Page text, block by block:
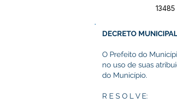
13485
DECRETO
O Prefeito do
no uso de suas
do Município.
R E S O L V E: